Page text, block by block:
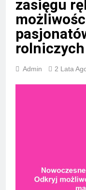
zasięgu
rolniczych
Admin 2 Lata